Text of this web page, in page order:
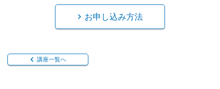
お申し込み方法
講座一覧へ